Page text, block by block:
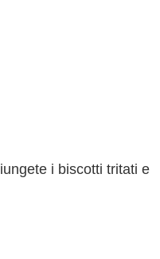
i biscotti tritati e